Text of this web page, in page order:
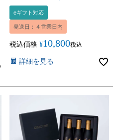
eギフト対応
発送日：４営業日内
税込価格 ¥10,800税込
詳細を見る